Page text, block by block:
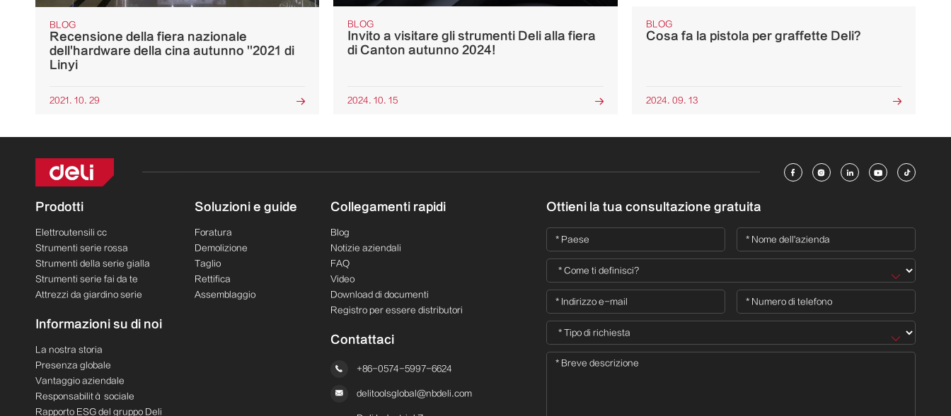
BLOG
Recensione della fiera nazionale
dell'hardware della cina autunno ''2021 di
Linyi
2021. 10. 29 
BLOG
Invito a visitare gli strumenti Deli alla fiera
di Canton autunno 2024!
2024. 10. 15 
BLOG
Cosa fa la pistola per graffette Deli?
2024. 09. 13 
    
Prodotti
Elettroutensili cc
Strumenti serie rossa
Strumenti della serie gialla
Strumenti serie fai da te
Attrezzi da giardino serie
Informazioni su di noi
La nostra storia
Presenza globale
Vantaggio aziendale
Responsabilità sociale
Rapporto ESG del gruppo Deli
Soluzioni e guide
Foratura
Demolizione
Taglio
Rettifica
Assemblaggio
Collegamenti rapidi
Blog
Notizie aziendali
FAQ
Video
Download di documenti
Registro per essere distributori
Contattaci
 +86-0574-5997-6624
 delitoolsglobal@nbdeli.com
Ottieni la tua consultazione gratuita